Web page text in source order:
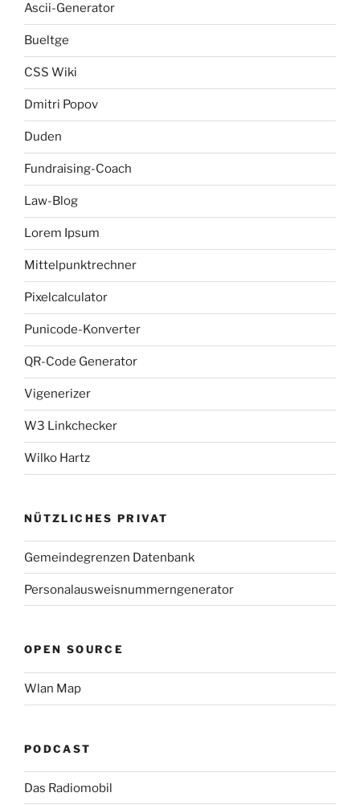
Ascii-Generator
Bueltge
CSS Wiki
Dmitri Popov
Duden
Fundraising-Coach
Law-Blog
Lorem Ipsum
Mittelpunktrechner
Pixelcalculator
Punicode-Konverter
QR-Code Generator
Vigenerizer
W3 Linkchecker
Wilko Hartz
NÜTZLICHES PRIVAT
Gemeindegrenzen Datenbank
Personalausweisnummerngenerator
OPEN SOURCE
Wlan Map
PODCAST
Das Radiomobil